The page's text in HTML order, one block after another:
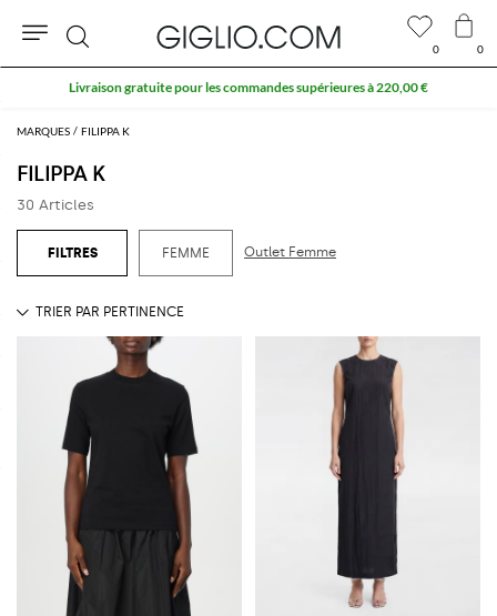
MARQUES FILIPPA K
FILIPPA K
30 Articles
FEMME Outlet Femme
0 0
Rechercher